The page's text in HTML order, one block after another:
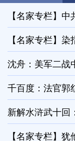
【名家专栏】
【名家专栏】
沈舟：美军二战
千百度：法官郭
新解水浒武十回
【名家专栏】